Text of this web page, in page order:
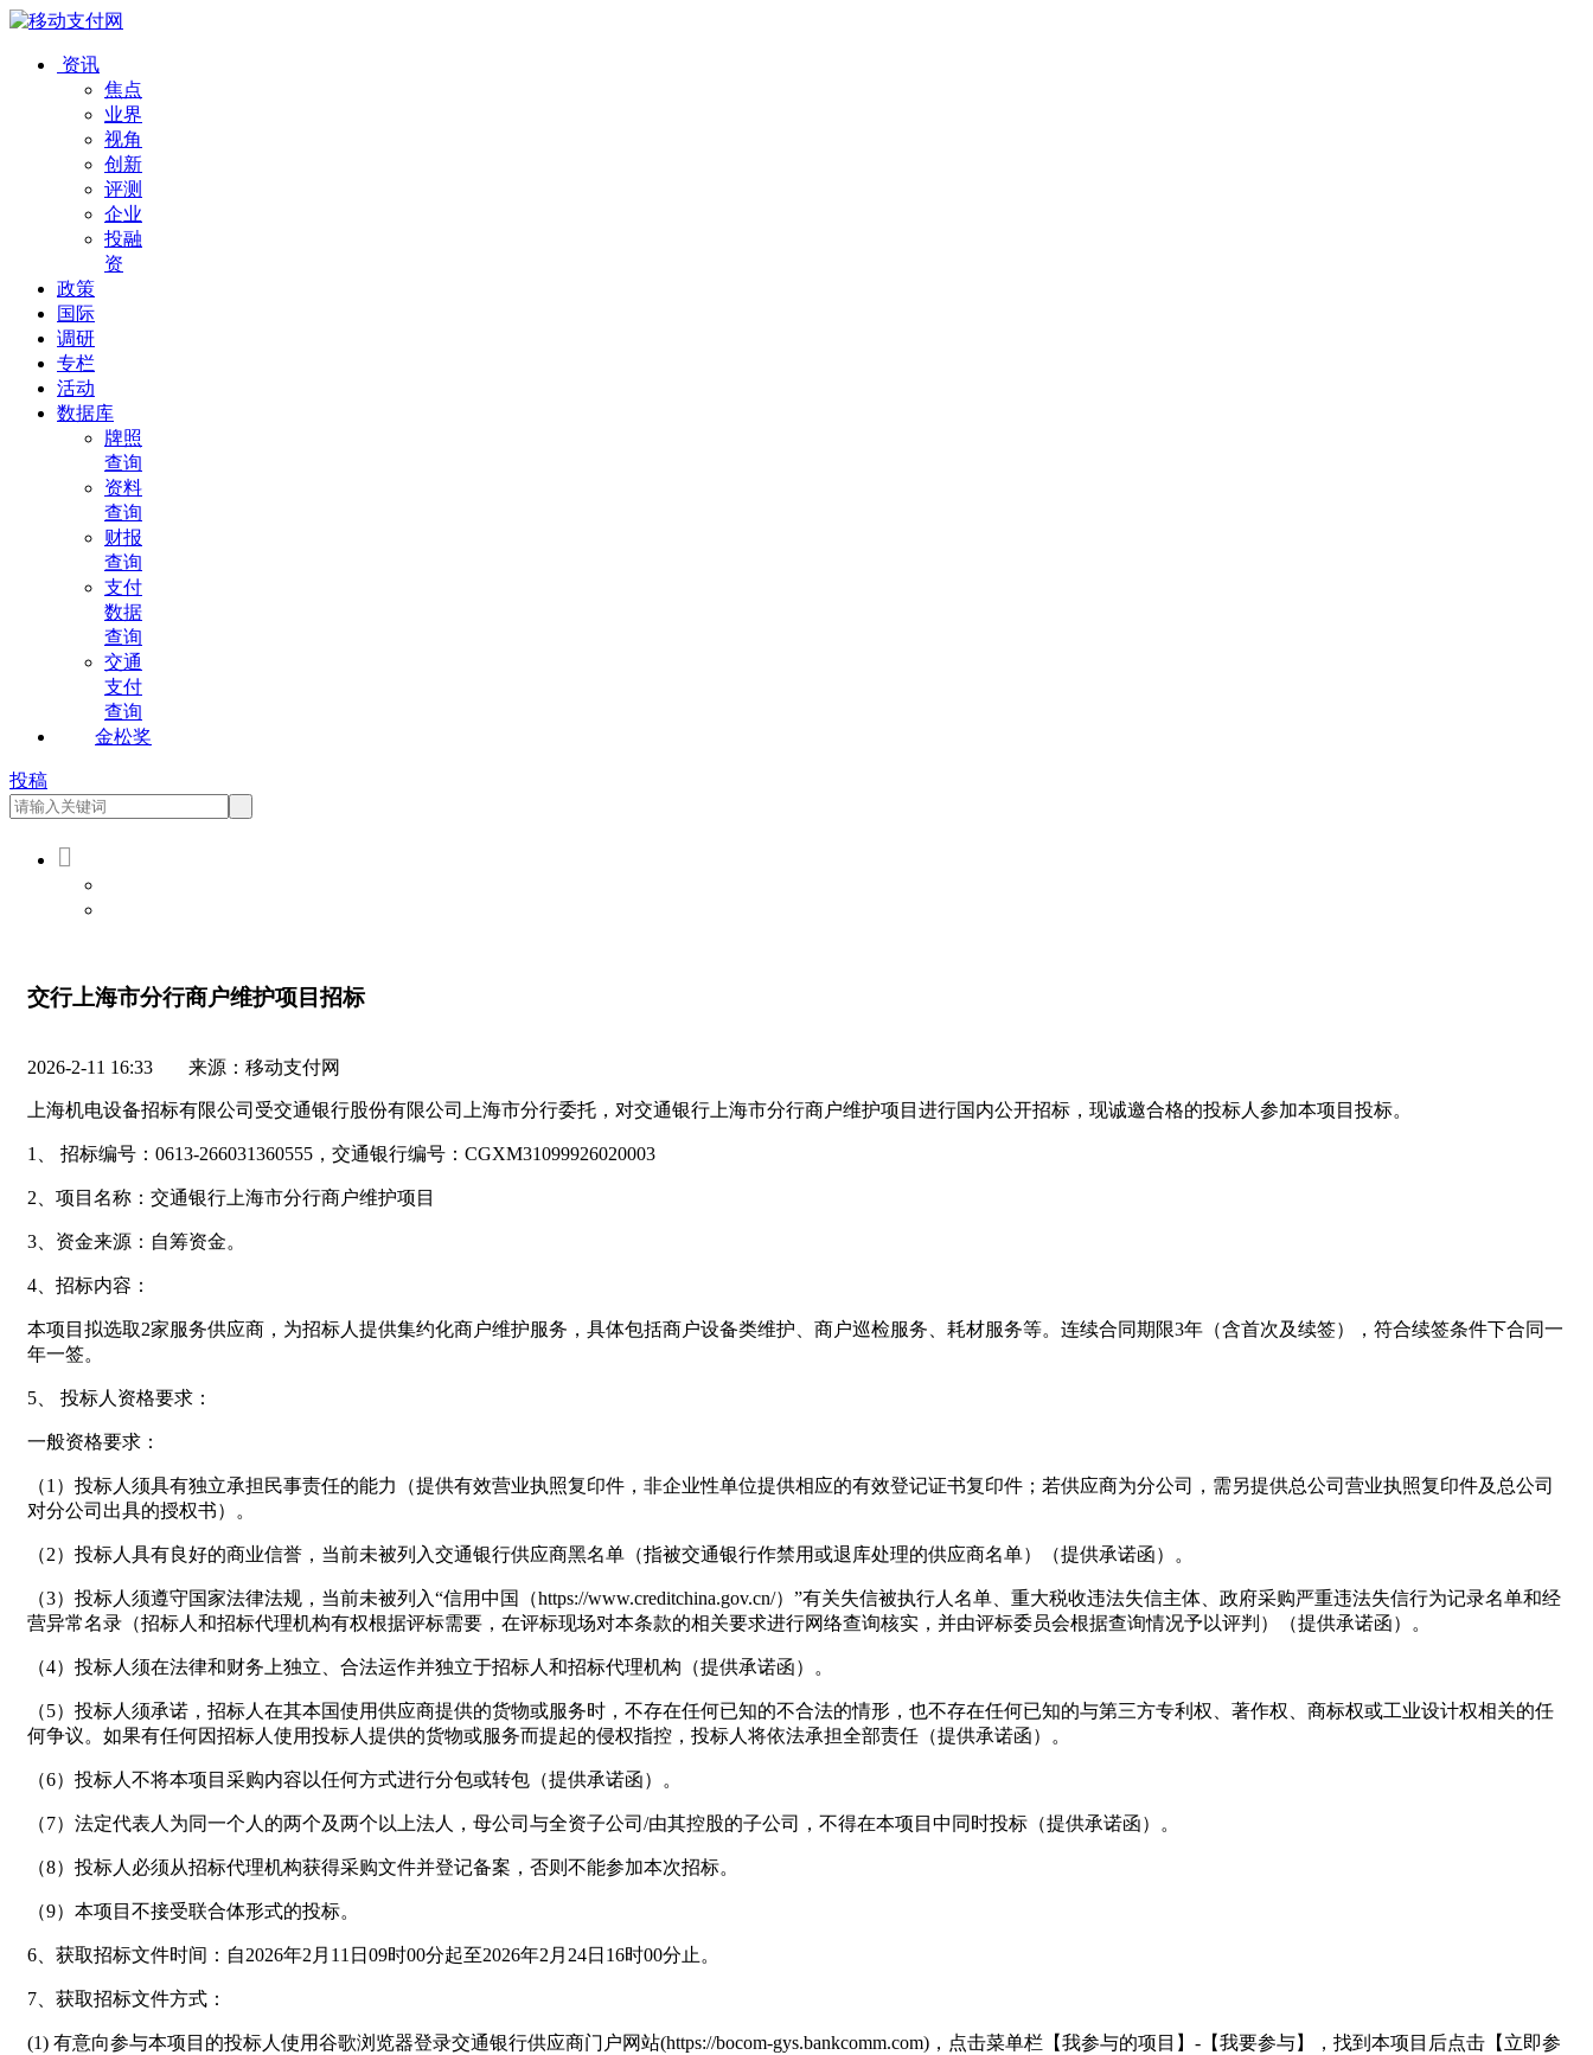
资讯
焦点
业界
视角
创新
评测
企业
投融
资
政策
国际
调研
专栏
活动
数据库
牌照
查询
资料
查询
财报
查询
支付
数据
查询
交通
支付
查询
金松奖
投稿

交行上海市分行商户维护项目招标
2026-2-11 16:33 来源：移动支付网
上海机电设备招标有限公司受交通银行股份有限公司上海市分行委托，对交通银行上海市分行商户维护项目进行国内公开招标，现诚邀合格的投标人参加本项目投标。
1、 招标编号：0613-266031360555，交通银行编号：CGXM31099926020003
2、项目名称：交通银行上海市分行商户维护项目
3、资金来源：自筹资金。
4、招标内容：
本项目拟选取2家服务供应商，为招标人提供集约化商户维护服务，具体包括商户设备类维护、商户巡检服务、耗材服务等。连续合同期限3年（含首次及续签），符合续签条件下合同一
年一签。
5、 投标人资格要求：
一般资格要求：
（1）投标人须具有独立承担民事责任的能力（提供有效营业执照复印件，非企业性单位提供相应的有效登记证书复印件；若供应商为分公司，需另提供总公司营业执照复印件及总公司
对分公司出具的授权书）。
（2）投标人具有良好的商业信誉，当前未被列入交通银行供应商黑名单（指被交通银行作禁用或退库处理的供应商名单）（提供承诺函）。
（3）投标人须遵守国家法律法规，当前未被列入“信用中国（https://www.creditchina.gov.cn/）”有关失信被执行人名单、重大税收违法失信主体、政府采购严重违法失信行为记录名单和经
营异常名录（招标人和招标代理机构有权根据评标需要，在评标现场对本条款的相关要求进行网络查询核实，并由评标委员会根据查询情况予以评判）（提供承诺函）。
（4）投标人须在法律和财务上独立、合法运作并独立于招标人和招标代理机构（提供承诺函）。
（5）投标人须承诺，招标人在其本国使用供应商提供的货物或服务时，不存在任何已知的不合法的情形，也不存在任何已知的与第三方专利权、著作权、商标权或工业设计权相关的任
何争议。如果有任何因招标人使用投标人提供的货物或服务而提起的侵权指控，投标人将依法承担全部责任（提供承诺函）。
（6）投标人不将本项目采购内容以任何方式进行分包或转包（提供承诺函）。
（7）法定代表人为同一个人的两个及两个以上法人，母公司与全资子公司/由其控股的子公司，不得在本项目中同时投标（提供承诺函）。
（8）投标人必须从招标代理机构获得采购文件并登记备案，否则不能参加本次招标。
（9）本项目不接受联合体形式的投标。
6、获取招标文件时间：自2026年2月11日09时00分起至2026年2月24日16时00分止。
7、获取招标文件方式：
(1) 有意向参与本项目的投标人使用谷歌浏览器登录交通银行供应商门户网站(https://bocom-gys.bankcomm.com)，点击菜单栏【我参与的项目】-【我要参与】，找到本项目后点击【立即参